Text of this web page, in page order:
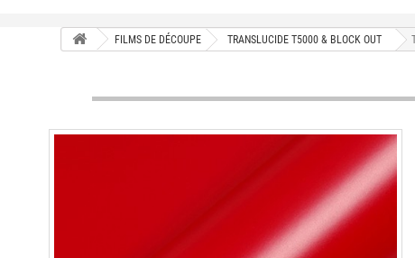
FILMS DE DÉCOUPE TRANSLUCIDE T5000 & BLOCK OUT